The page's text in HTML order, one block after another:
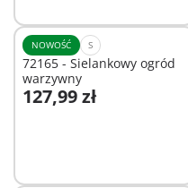
NOWOŚĆ S
72165 - Sielankowy ogród
warzywny
127,99 zł
Dodaj do koszyka